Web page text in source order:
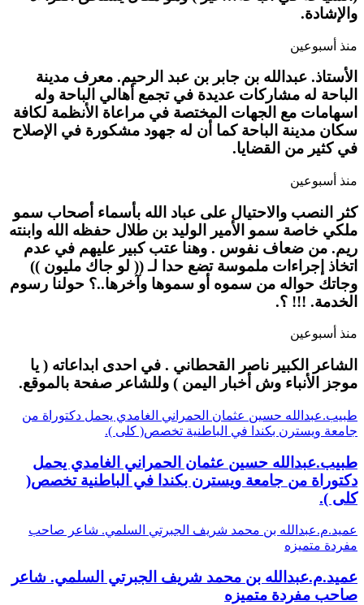
والإشادة.
منذ أسبوعين
الأستاذ. عبدالله بن جابر بن عبد الرحيم. معرف مدينة
الباحة له مشاركات عديدة في تجمع أهالي الباحة وله
اسهامات مع الجهات المختصة في مراعاة الأنظمة لكافة
سكان مدينة الباحة كما أن له جهود مشكورة في الإصلاح
في كثير من القضايا.
منذ أسبوعين
كثر النصب والاحتيال على عباد الله بأسماء أصحاب سمو
ملكي خاصة سمو الأمير الوليد بن طلال حفظه الله وابنته
ريم. من ضعاف نفوس . وهنا عتب كبير عليهم في عدم
اتخاذ إجراءات ملموسة تضع حدا لـ (( لو جاك مليون ))
وجاتك حواله من سموه أو سموها وآخرها..؟ حولنا رسوم
الخدمة. !!! ؟.
منذ أسبوعين
الشاعر الكبير ناصر القحطاني . في احدى ابداعاته ( يا
موجز الأنباء وش أخبار اليمن ) وللشاعر صفحة بالموقع.
طبيب.عبدالله حسين عثمان الحمراني الغامدي يحمل دكتوراة من
جامعة ويسترن بكندا في الباطنية تخصص( كلى ).
طبيب.عبدالله حسين عثمان الحمراني الغامدي يحمل
دكتوراة من جامعة ويسترن بكندا في الباطنية تخصص(
كلى ).
عميد.م.عبدالله بن محمد شريف الجبرتي السلمي. شاعر صاحب
مفردة متميزه
عميد.م.عبدالله بن محمد شريف الجبرتي السلمي. شاعر
صاحب مفردة متميزه